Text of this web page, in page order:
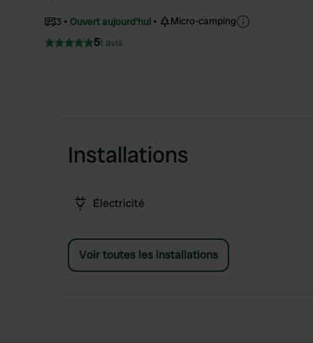
3 Ouvert aujourd'hui Micro-camping
51 avis
Installations
Électricité
Voir toutes les installations